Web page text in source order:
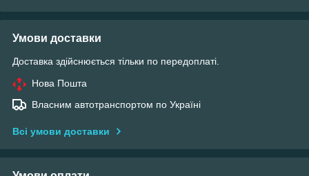
Умови доставки
Доставка здійснюється тільки по передоплаті.
Нова Пошта
Власним автотранспортом по Україні
Всі умови доставки